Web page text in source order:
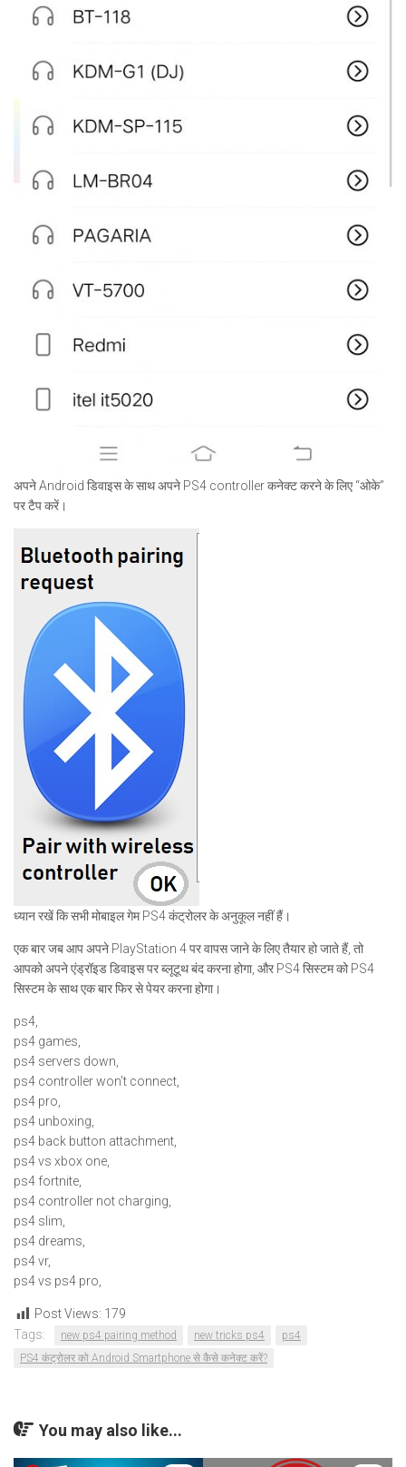
अपने Android डिवाइस के साथ अपने PS4 controller कनेक्ट करने के लिए “ओके”
पर टैप करें।
ध्यान रखें कि सभी मोबाइल गेम PS4 कंट्रोलर के अनुकूल नहीं हैं।
एक बार जब आप अपने PlayStation 4 पर वापस जाने के लिए तैयार हो जाते हैं, तो
आपको अपने एंड्रॉइड डिवाइस पर ब्लूटूथ बंद करना होगा, और PS4 सिस्टम को PS4
सिस्टम के साथ एक बार फिर से पेयर करना होगा।
ps4,
ps4 games,
ps4 servers down,
ps4 controller won’t connect,
ps4 pro,
ps4 unboxing,
ps4 back button attachment,
ps4 vs xbox one,
ps4 fortnite,
ps4 controller not charging,
ps4 slim,
ps4 dreams,
ps4 vr,
ps4 vs ps4 pro,
Post Views: 179
Tags:
new ps4 pairing method new tricks ps4
ps4
PS4 कंट्रोलर को Android Smartphone से कैसे कनेक्ट करें?
You may also like...